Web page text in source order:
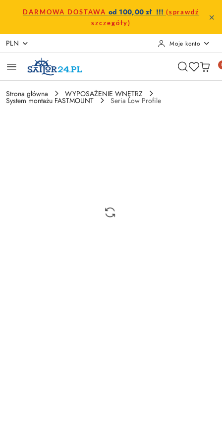
Przejdź do treści głównej
Przejdź do wyszukiwarki
Przejdź do moje konto
Przejdź do menu głównego
Przejdź do opisu produktu
Przejdź do stopki
DARMOWA DOSTAWA od 100,00 zł !!! (sprawdź
szczegóły)
PLN Moje konto
Strona główna WYPOSAŻENIE WNĘTRZ
System montażu FASTMOUNT Seria Low Profile